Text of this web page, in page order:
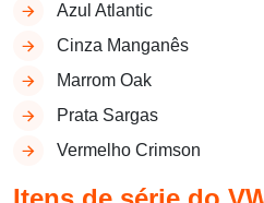
Azul Atlantic
Cinza Manganês
Marrom Oak
Prata Sargas
Vermelho Crimson